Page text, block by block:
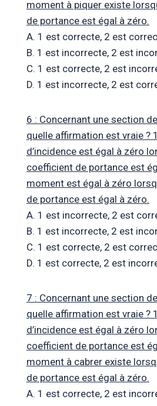
moment à piquer existe
de portance est égal à zéro.
A. 1 est correcte, 2 est
B. 1 est incorrecte, 2 est
C. 1 est correcte, 2 est
D. 1 est incorrecte, 2 est
6 : Concernant une section
quelle affirmation est vraie ?
d’incidence est égal à zéro
coefficient de portance est
moment est égal à zéro
de portance est égal à zéro.
A. 1 est incorrecte, 2 est
B. 1 est incorrecte, 2 est
C. 1 est correcte, 2 est
D. 1 est correcte, 2 est
7 : Concernant une section
quelle affirmation est vraie ?
d’incidence est égal à zéro
coefficient de portance est
moment à cabrer existe
de portance est égal à zéro.
A. 1 est correcte, 2 est